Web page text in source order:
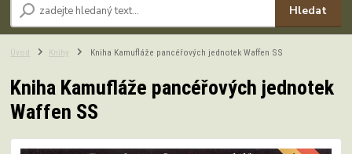
Hledat
Úvod Knihy Kniha Kamufláže pancéřových jednotek Waffen SS
Kniha Kamufláže pancéřových jednotek
Waffen SS